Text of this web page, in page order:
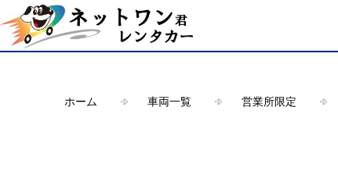
Warning: Undefined array key "HTTP_ACCEPT_LANGUAGE" in
ホーム 車両一覧 営業所限定